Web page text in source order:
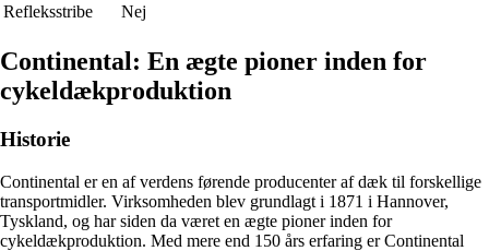
Refleksstribe
Nej
Continental: En ægte pioner inden for
cykeldækproduktion
Historie
Continental er en af verdens førende producenter af dæk til forskellige
transportmidler. Virksomheden blev grundlagt i 1871 i Hannover,
Tyskland, og har siden da været en ægte pioner inden for
cykeldækproduktion. Med mere end 150 års erfaring er Continental